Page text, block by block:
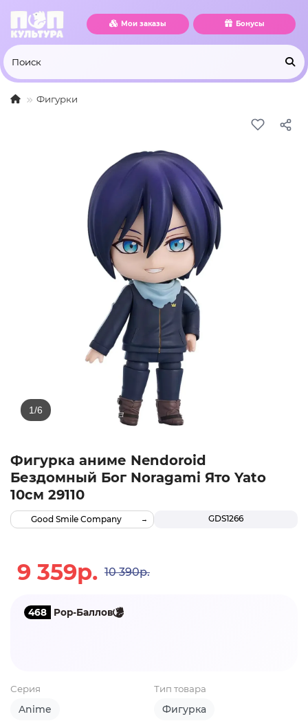
Мои заказы Бонусы
Фигурки
Фигурка аниме Nendoroid
Бездомный Бог Noragami Ято Yato
10см 29110
GDS1266
Good Smile Company
9 359р. 10 390р.
468 Pop-Баллов
Серия
Anime
Тип товара
Фигурка